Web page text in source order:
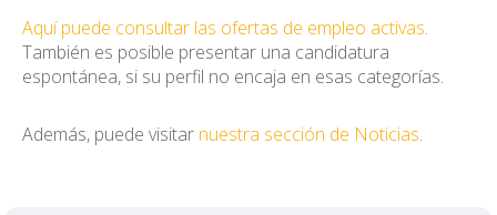
Aquí puede consultar las ofertas de empleo activas.
También es posible presentar una candidatura
espontánea, si su perfil no encaja en esas categorías.
Además, puede visitar nuestra sección de Noticias.